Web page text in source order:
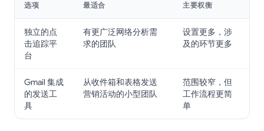
选项 最适合 主要权衡
独立的点
击追踪平
台
有更广泛网络分析需
求的团队
设置更多，涉
及的环节更多
Gmail 集成
的发送工
具
从收件箱和表格发送
营销活动的小型团队
范围较窄，但
工作流程更简
单